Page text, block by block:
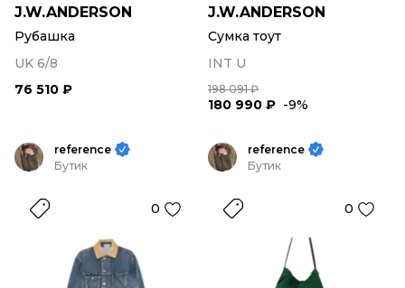
J.W.ANDERSON
Рубашка
UK 6/8
76 510 ₽
J.W.ANDERSON
Сумка тоут
INT U
198 091 ₽
180 990 ₽ -9%
reference
Бутик
0
reference
Бутик
0